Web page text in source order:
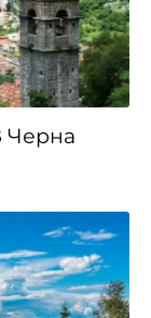
Черна